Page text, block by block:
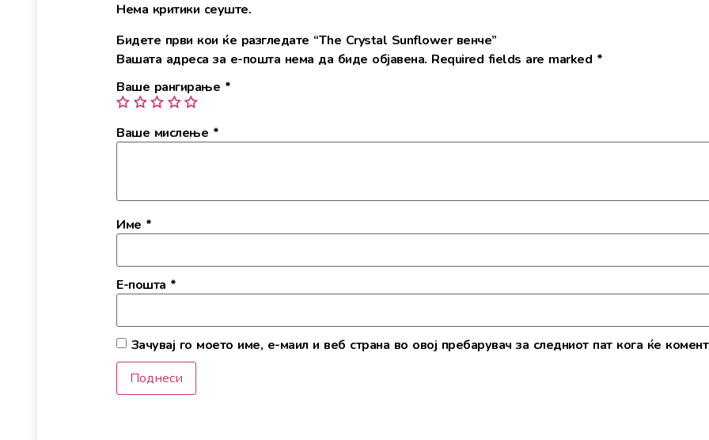
Нема критики сеуште.
Бидете први кои ќе разгледате “The Crystal Sunflower венче”
Вашата адреса за е-пошта нема да биде објавена. Required fields are marked *
Ваше рангирање *
Ваше мислење *
Име *
Е-пошта *
Зачувај го моето име, е-маил и веб страна во овој пребарувач за следниот пат кога ќе